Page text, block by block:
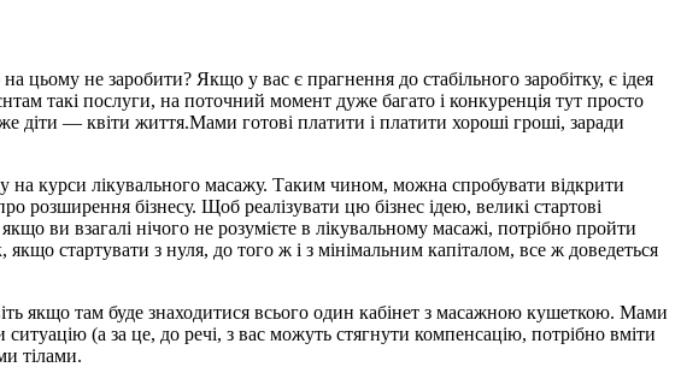
не заробити? Якщо у вас є прагнення до стабільного заробітку, є ідея
такі послуги, на поточний момент дуже багато і конкуренція тут просто
діти — квіти життя.Мами готові платити і платити хороші гроші, заради
на курси лікувального масажу. Таким чином, можна спробувати відкрити
бізнесу. Щоб реалізувати цю бізнес ідею, великі стартові
ви взагалі нічого не розумієте в лікувальному масажі, потрібно пройти
стартувати з нуля, до того ж і з мінімальним капіталом, все ж доведеться
якщо там буде знаходитися всього один кабінет з масажною кушеткою. Мами
(а за це, до речі, з вас можуть стягнути компенсацію, потрібно вміти
тілами.